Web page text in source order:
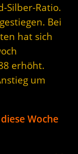
Silber-Ratio.
Bei
hat sich
erhöht.
um
Woche